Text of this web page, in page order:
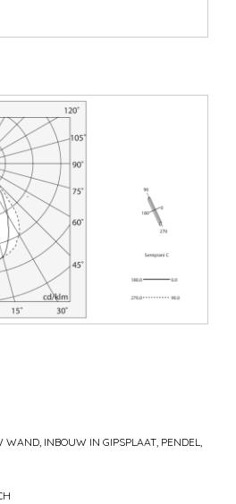
WAND, INBOUW IN GIPSPLAAT, PENDEL,